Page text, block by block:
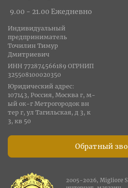
9.00 - 21.00 Ежедневно
Обратный
Индивидуальный
предприниматель
Точилин Тимур
Дмитриевич
ИНН 772874566189 ОГРНИП
325508100020350
Юридический адрес:
107143, Россия, Москва г, м-
ый ок-г Метрогородок вн
тер г, ул Тагильская, д 3, к
3, кв 50
2005-2026, Migliore